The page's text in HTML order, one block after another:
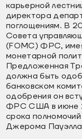
карьерной
директора
поглощениям. В
Совета
(FOMC) ФРС,
монетарной
Предложенная
должна быть
банковском
одобрения он
ФРС США в июне
срока
Джерома